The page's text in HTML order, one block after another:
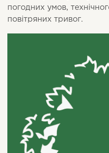
погодних умов,
повітряних тривог.